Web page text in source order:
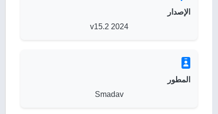
الإصدار
2024 v15.2
المطور
Smadav